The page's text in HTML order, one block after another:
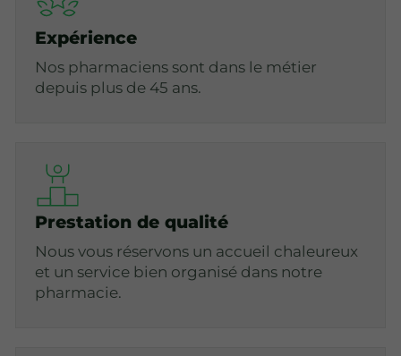
Expérience
Nos pharmaciens sont dans le métier
depuis plus de 45 ans.
Prestation de qualité
Nous vous réservons un accueil chaleureux
et un service bien organisé dans notre
pharmacie.